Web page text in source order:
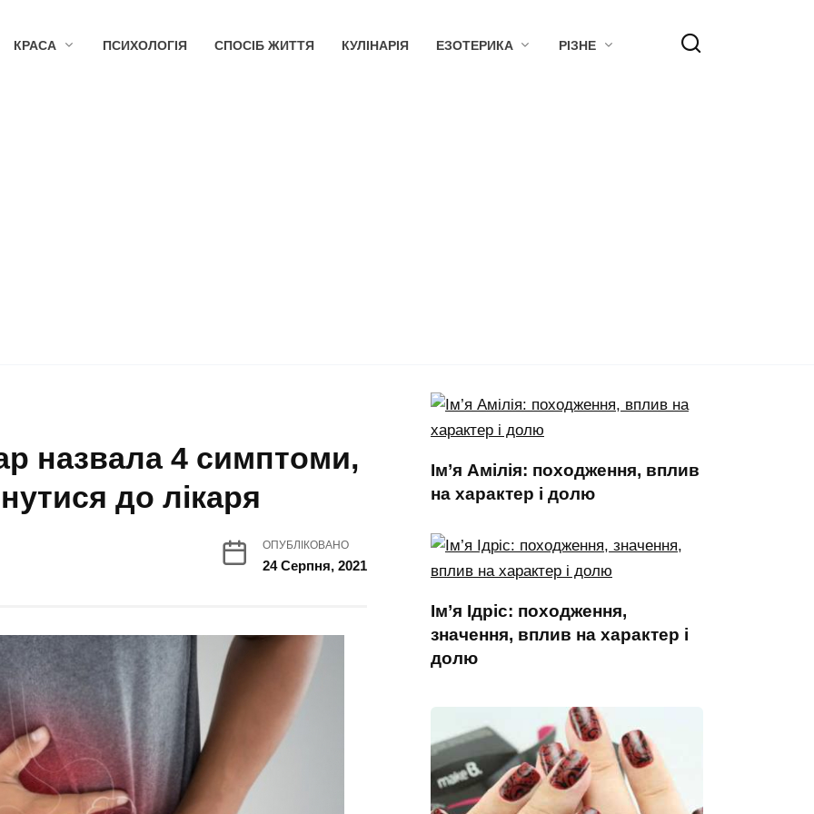
КРАСА ПСИХОЛОГІЯ СПОСІБ ЖИТТЯ КУЛІНАРІЯ ЕЗОТЕРИКА РІЗНЕ
назвала 4 симптоми,
до лікаря
ОПУБЛІКОВАНО
24 Серпня, 2021
Ім’я Амілія: походження, вплив
на характер і долю
Ім’я Ідріс: походження,
значення, вплив на характер і
долю